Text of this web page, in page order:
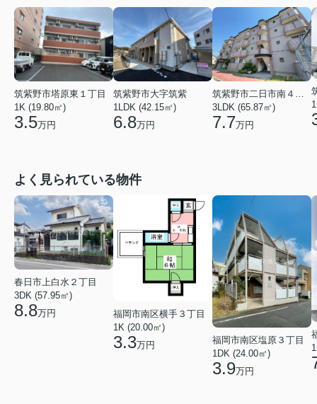
筑紫野市塔原東１丁目
1K (19.80㎡)
3.5万円
筑紫野市大字筑紫
1LDK (42.15㎡)
6.8万円
筑紫野市二日市南４丁目
3LDK (65.87㎡)
7.7万円
よく見られている物件
春日市上白水２丁目
3DK (57.95㎡)
8.8万円
福岡市南区横手３丁目
1K (20.00㎡)
3.3万円
福岡市南区塩原３丁目
1DK (24.00㎡)
3.9万円